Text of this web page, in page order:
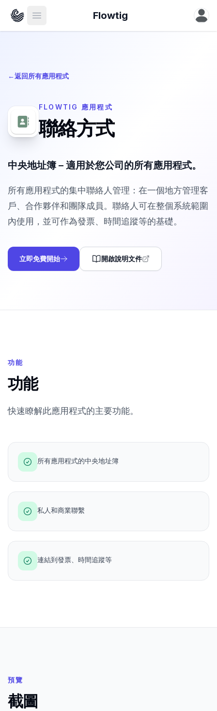
Open main menuFlowtig
←返回所有應用程式
FLOWTIG 應用程式
聯絡方式
中央地址簿 – 適用於您公司的所有應用程式。
所有應用程式的集中聯絡人管理：在一個地方管理客
戶、合作夥伴和團隊成員。聯絡人可在整個系統範圍
內使用，並可作為發票、時間追蹤等的基礎。
立即免費開始 開啟說明文件
功能
功能
快速瞭解此應用程式的主要功能。
所有應用程式的中央地址簿
私人和商業聯繫
連結到發票、時間追蹤等
預覽
截圖